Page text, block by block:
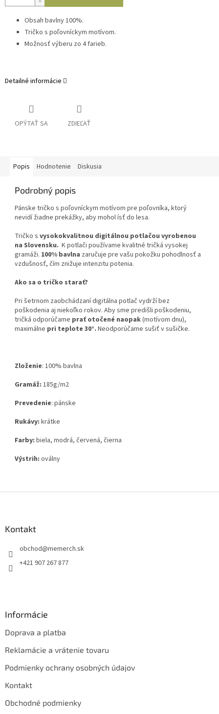
Obsah bavlny 100%.
Tričko s poľovníckym motívom.
Možnosť výberu zo 4 farieb.
Detailné informácie
OPÝTAŤ SA ZDIEĽAŤ
Popis Hodnotenie Diskusia
Podrobný popis
Pánske tričko s poľovníckym motívom pre poľovníka, ktorý
nevidí žiadne prekážky, aby mohol ísť do lesa.
Tričko s vysokokvalitnou digitálnou potlačou vyrobenou
na Slovensku. K potlači používame kvalitné tričká vysokej
gramáži. 100% bavlna zaručuje pre vašu pokožku pohodlnosť a
vzdušnosť, čím znižuje intenzitu potenia.
Ako sa o tričko starať?
Pri šetrnom zaobchádzaní digitálna potlač vydrží bez
poškodenia aj niekoľko rokov. Aby sme predišli poškodeniu,
tričká odporúčame prať otočené naopak(motívom dnu),
maximálne pri teplote 30°. Neodporúčame sušiť v sušičke.
Zloženie: 100% bavlna
Gramáž: 185g/m2
Prevedenie: pánske
Rukávy: krátke
Farby: biela, modrá, červená, čierna
Výstrih: oválny
Kontakt
obchod@memerch.sk
+421 907 267 877
Informácie
Doprava a platba
Reklamácie a vrátenie tovaru
Podmienky ochrany osobných údajov
Kontakt
Obchodné podmienky